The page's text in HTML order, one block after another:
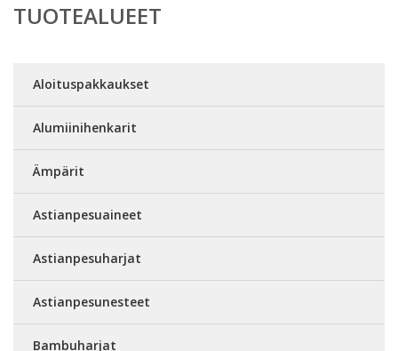
TUOTEALUEET
Aloituspakkaukset
Alumiinihenkarit
Ämpärit
Astianpesuaineet
Astianpesuharjat
Astianpesunesteet
Bambuharjat